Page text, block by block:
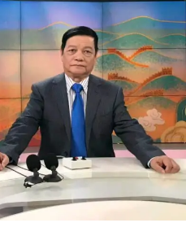
التحولات الاقتصادية ويعزز دور
وربط مختلف جهات المملكة